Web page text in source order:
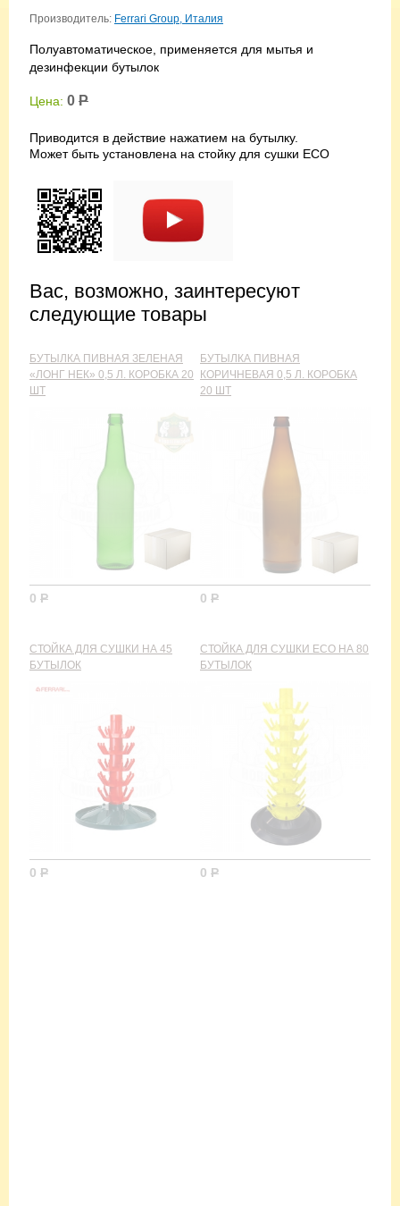
Производитель: Ferrari Group, Италия
Полуавтоматическое, применяется для мытья и
дезинфекции бутылок
Цена: 0 Р
Приводится в действие нажатием на бутылку.
Может быть установлена на стойку для сушки ECO
Вас, возможно, заинтересуют
следующие товары
БУТЫЛКА ПИВНАЯ ЗЕЛЕНАЯ
«ЛОНГ НЕК» 0,5 Л. КОРОБКА 20
ШТ
0 Р
БУТЫЛКА ПИВНАЯ
КОРИЧНЕВАЯ 0,5 Л. КОРОБКА
20 ШТ
0 Р
СТОЙКА ДЛЯ СУШКИ НА 45
БУТЫЛОК
0 Р
СТОЙКА ДЛЯ СУШКИ ECO НА 80
БУТЫЛОК
0 Р